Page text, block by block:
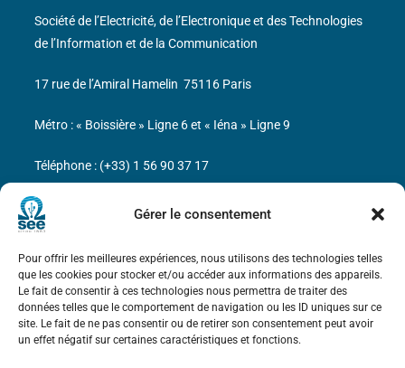
Gérer le consentement
Pour offrir les meilleures expériences, nous utilisons des technologies telles
que les cookies pour stocker et/ou accéder aux informations des appareils.
Le fait de consentir à ces technologies nous permettra de traiter des
données telles que le comportement de navigation ou les ID uniques sur ce
site. Le fait de ne pas consentir ou de retirer son consentement peut avoir
un effet négatif sur certaines caractéristiques et fonctions.
Bicentenaire des découvertes d’André-
Marie Ampère
Mentions légales
Société de l’Electricité, de l’Electronique et des Technologies
de l’Information et de la Communication
17 rue de l’Amiral Hamelin 75116 Paris
Métro : « Boissière » Ligne 6 et « Iéna » Ligne 9
Téléphone : (+33) 1 56 90 37 17
N° de SIREN : 785 393 232, Code APE : 9412Z TVA intra-
communautaire : FR44 785 393 232